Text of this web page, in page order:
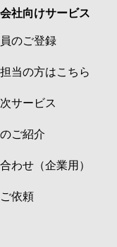
社向けサービス
のご登録
当の方はこちら
サービス
ご紹介
わせ（企業用）
依頼